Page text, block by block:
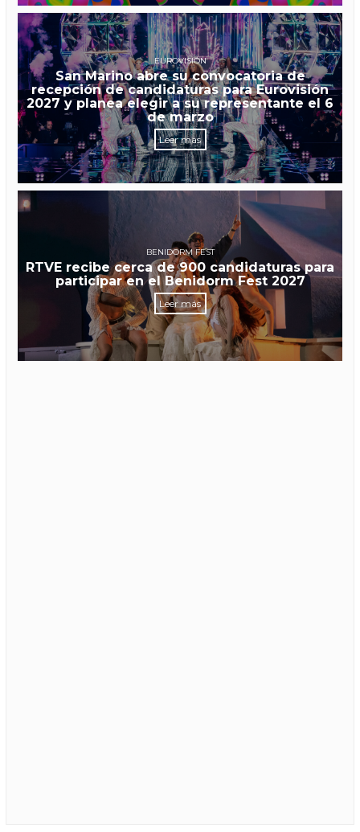
EUROVISIÓN
San Marino abre su convocatoria de
recepción de candidaturas para Eurovisión
2027 y planea elegir a su representante el 6
de marzo
Leer más
BENIDORM FEST
RTVE recibe cerca de 900 candidaturas para
participar en el Benidorm Fest 2027
Leer más